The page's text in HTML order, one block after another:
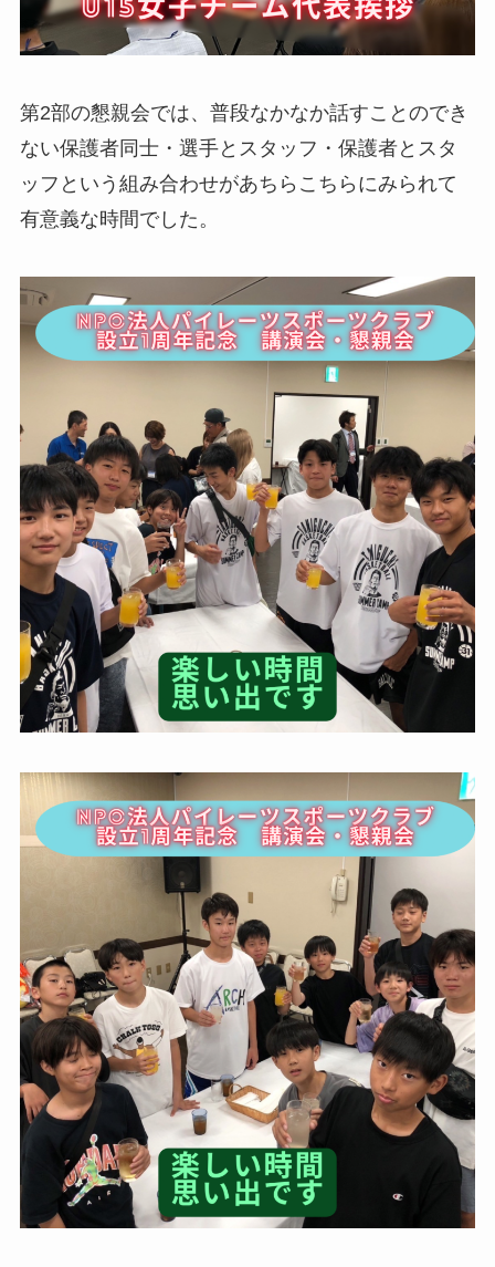
第2部の懇親会では、普段なかなか話すことのでき
ない保護者同士・選手とスタッフ・保護者とスタ
ッフという組み合わせがあちらこちらにみられて
有意義な時間でした。